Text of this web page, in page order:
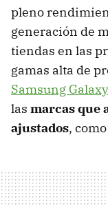
pleno
generación de
tiendas en las
gamas alta de
Samsung
las marcas que
ajustados,